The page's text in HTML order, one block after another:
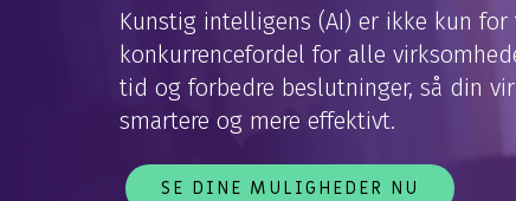
Kunstig intelligens (AI) er ikke kun
konkurrencefordel for alle
tid og forbedre beslutninger, så din
smartere og mere effektivt.
SE DINE MULIGHEDER NU